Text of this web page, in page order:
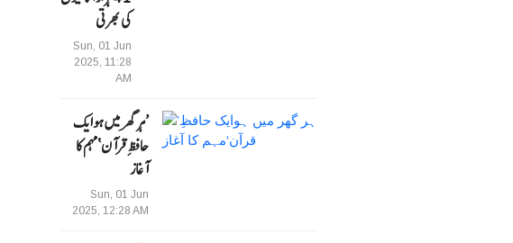
کی بھرتی
Sun, 01 Jun
2025, 11:28
AM
’ہر گھر میں ہوایک
حافظِ قرآن‘مہم کا
آغاز
Sun, 01 Jun
2025, 12:28 AM